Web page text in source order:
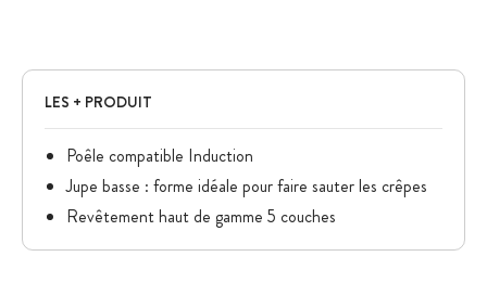
LES + PRODUIT
Poêle compatible Induction
Jupe basse : forme idéale pour faire sauter les crêpes
Revêtement haut de gamme 5 couches